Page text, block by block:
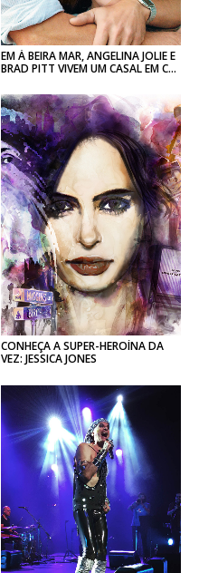
EM À BEIRA MAR, ANGELINA JOLIE E
BRAD PITT VIVEM UM CASAL EM CRISE À PROCURA DE UMA JUVENTUDE QUE NÃO LHES PERTENCE MAIS
CONHEÇA A SUPER-HEROÍNA DA
VEZ: JESSICA JONES